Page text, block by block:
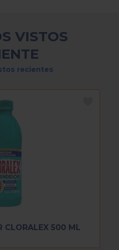
VISTOS
recientes
CLORALEX 500 ML